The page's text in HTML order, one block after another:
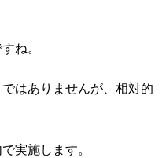
ね。
はありませんが、相対的
実施します。